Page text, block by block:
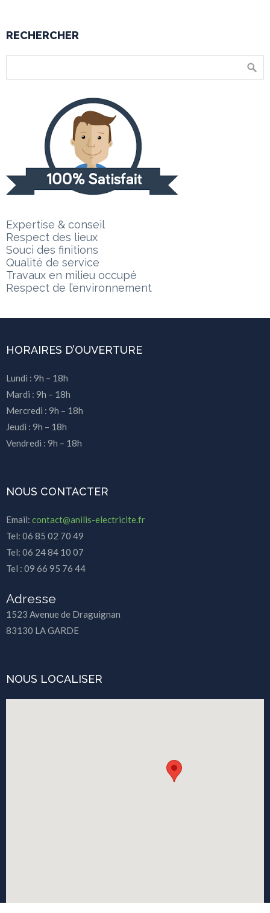
RECHERCHER
Expertise & conseil
Respect des lieux
Souci des finitions
Qualité de service
Travaux en milieu occupé
Respect de l’environnement
HORAIRES D’OUVERTURE
Lundi : 9h – 18h
Mardi : 9h – 18h
Mercredi : 9h – 18h
Jeudi : 9h – 18h
Vendredi : 9h – 18h
NOUS CONTACTER
Email: contact@anilis-electricite.fr
Tel: 06 85 02 70 49
Tel: 06 24 84 10 07
Tel : 09 66 95 76 44
Adresse
1523 Avenue de Draguignan
83130 LA GARDE
NOUS LOCALISER